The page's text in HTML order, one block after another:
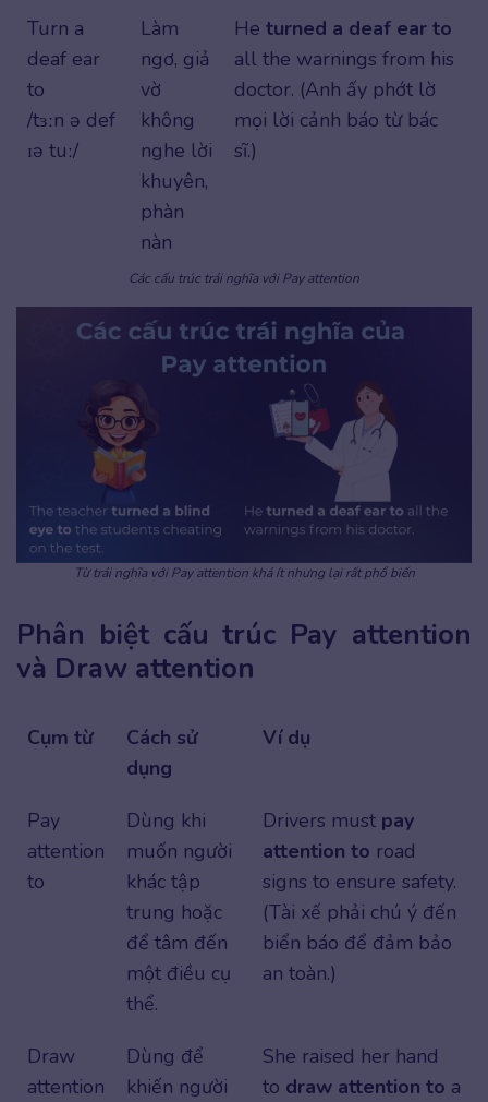
Turn a
deaf ear
to
/tɜːn ə def
ɪə tuː/
Làm
ngơ, giả
vờ
không
nghe lời
khuyên,
phàn
nàn
He turned a deaf ear to
all the warnings from his
doctor. (Anh ấy phớt lờ
mọi lời cảnh báo từ bác
sĩ.)
Các cấu trúc trái nghĩa với Pay attention
Từ trái nghĩa với Pay attention khá ít nhưng lại rất phổ biến
Phân biệt cấu trúc Pay attention
và Draw attention
Cụm từ
Cách sử
dụng
Ví dụ
Pay
attention
to
Dùng khi
muốn người
khác tập
trung hoặc
để tâm đến
một điều cụ
thể.
Drivers must pay
attention to road
signs to ensure safety.
(Tài xế phải chú ý đến
biển báo để đảm bảo
an toàn.)
Draw
attention
Dùng để
khiến người
She raised her hand
to draw attention to a